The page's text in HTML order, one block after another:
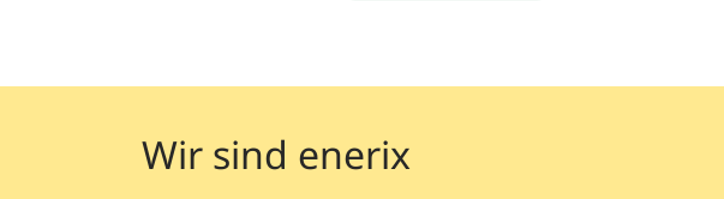
Wir sind enerix